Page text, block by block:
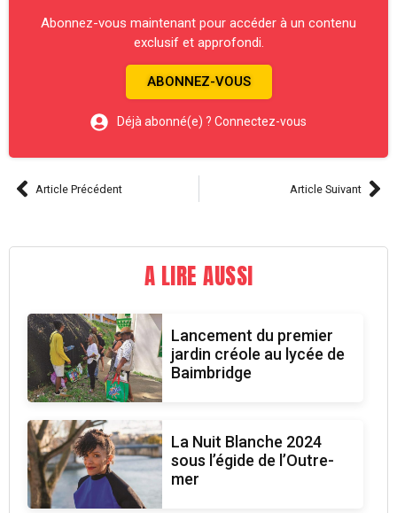
Abonnez-vous maintenant pour accéder à un contenu
exclusif et approfondi.
ABONNEZ-VOUS
Déjà abonné(e) ? Connectez-vous
Article Précédent Article Suivant
A LIRE AUSSI
Lancement du premier
jardin créole au lycée de
Baimbridge
La Nuit Blanche 2024
sous l’égide de l’Outre-
mer